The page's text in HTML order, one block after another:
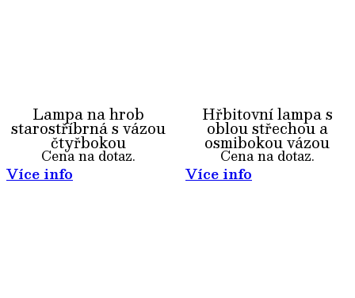
Lampa na hrob
starostříbrná s vázou
čtyřbokou
Cena na dotaz.
Více info
Hřbitovní lampa s
oblou střechou a
osmibokou vázou
Cena na dotaz.
Více info